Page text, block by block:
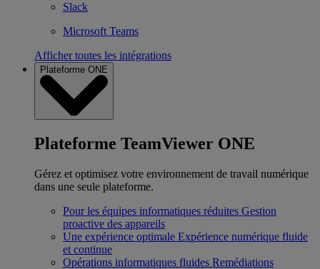
Slack
Microsoft Teams
Afficher toutes les intégrations
Plateforme ONE
Plateforme TeamViewer ONE
Gérez et optimisez votre environnement de travail numérique
dans une seule plateforme.
Pour les équipes informatiques réduites Gestion
proactive des appareils
Une expérience optimale Expérience numérique fluide
et continue
Opérations informatiques fluides Remédiations